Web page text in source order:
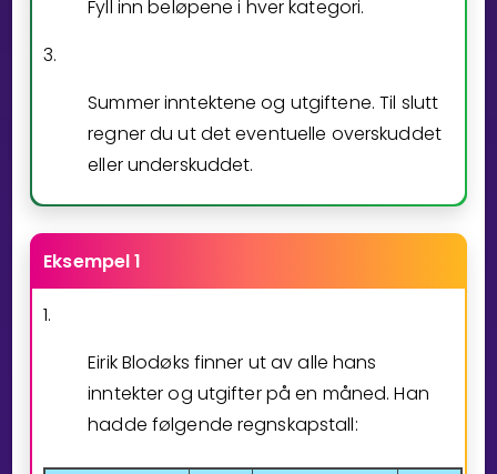
Fyll inn beløpene i hver kategori.
3.
Summer inntektene og utgiftene. Til slutt
regner du ut det eventuelle overskuddet
eller underskuddet.
Eksempel 1
1.
Eirik Blodøks finner ut av alle hans
inntekter og utgifter på en måned. Han
hadde følgende regnskapstall: